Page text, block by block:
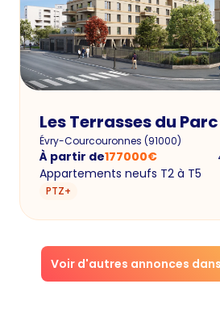
Les Terrasses du Parc
Évry-Courcouronnes (91000)
À partir de177000€
Appartements neufs T2 à T5
PTZ+
Voir d'autres annonces